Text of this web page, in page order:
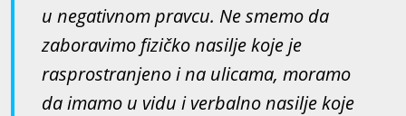
u negativnom pravcu. Ne smemo da
zaboravimo fizičko nasilje koje je
rasprostranjeno i na ulicama, moramo
da imamo u vidu i verbalno nasilje koje